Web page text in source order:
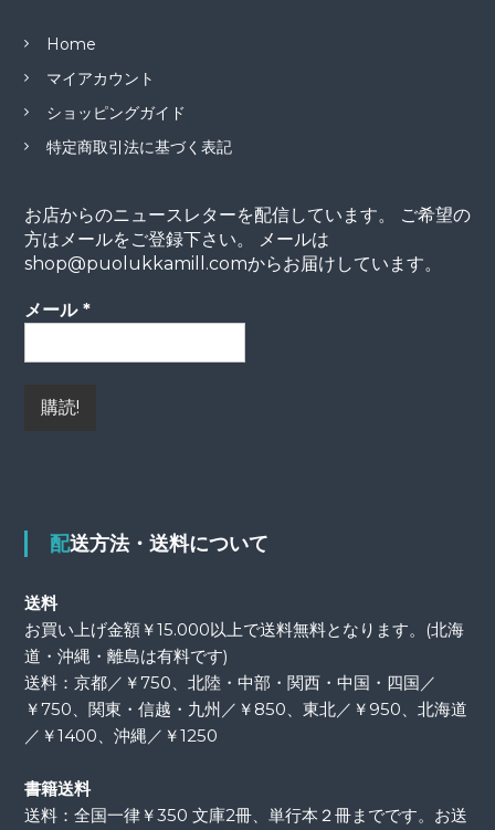
Home
マイアカウント
ショッピングガイド
特定商取引法に基づく表記
お店からのニュースレターを配信しています。 ご希望の
方はメールをご登録下さい。 メールは
shop@puolukkamill.comからお届けしています。
メール *
配送方法・送料について
送料
お買い上げ金額￥15.000以上で送料無料となります。(北海
道・沖縄・離島は有料です)
送料：京都／￥750、北陸・中部・関西・中国・四国／
￥750、関東・信越・九州／￥850、東北／￥950、北海道
／￥1400、沖縄／￥1250
書籍送料
送料：全国一律￥350 文庫2冊、単行本２冊までです。お送